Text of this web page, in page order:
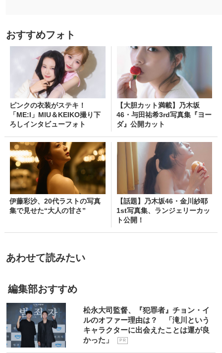
おすすめフォト
ピンクの衣装がステキ！
「ME:I」MIU＆KEIKO撮り下
ろしインタビューフォト
【大胆カット満載】乃木坂
46・与田祐希3rd写真集『ヨー
ダ』公開カット
伊藤彩沙、20代ラストの写真
集で見せた“大人の甘さ”
【話題】乃木坂46・金川紗耶
1st写真集、ランジェリーカッ
ト公開！
あわせて読みたい
編集部おすすめ
松永大司監督、『犯罪者』チョン・イ
ルのオファー理由は？ 「滝川という
キャラクターに出会えたことは運が良
かった」
P R